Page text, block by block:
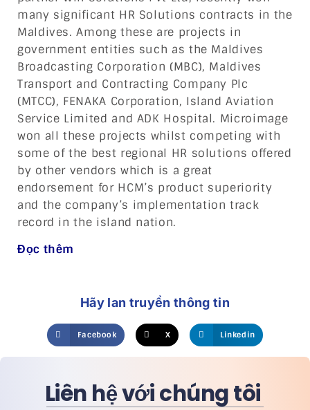
many significant HR Solutions contracts in the
Maldives. Among these are projects in
government entities such as the Maldives
Broadcasting Corporation (MBC), Maldives
Transport and Contracting Company Plc
(MTCC), FENAKA Corporation, Island Aviation
Service Limited and ADK Hospital. Microimage
won all these projects whilst competing with
some of the best regional HR solutions offered
by other vendors which is a great
endorsement for HCM’s product superiority
and the company’s implementation track
record in the island nation.
Đọc thêm
Hãy lan truyền thông tin
Facebook X Linkedin
Liên hệ với chúng tôi